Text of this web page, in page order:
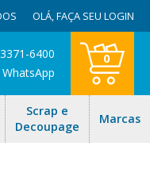
OLÁ,FAÇA SEU LOGIN
6400
0
Scrap e
Decoupage
Marcas